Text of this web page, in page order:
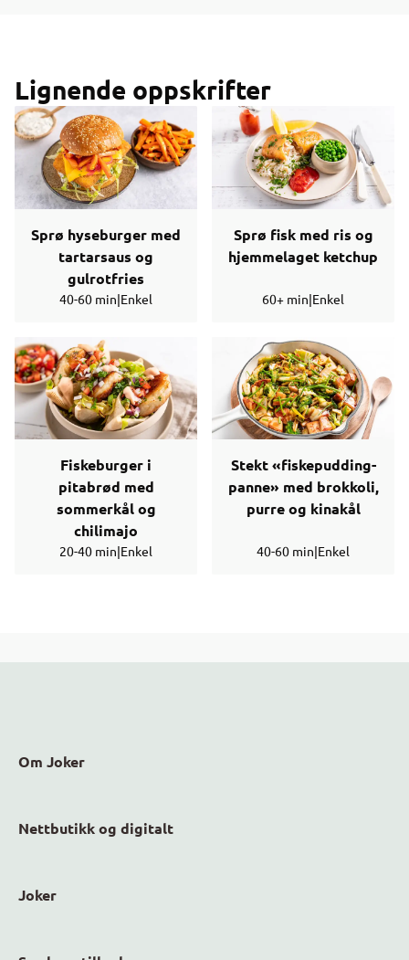
Lignende oppskrifter
Sprø hyseburger med
tartarsaus og
gulrotfries
40-60 min|Enkel
Sprø fisk med ris og
hjemmelaget ketchup
60+ min|Enkel
Fiskeburger i
pitabrød med
sommerkål og
chilimajo
20-40 min|Enkel
Stekt «fiskepudding-
panne» med brokkoli,
purre og kinakål
40-60 min|Enkel
Om Joker
Nettbutikk og digitalt
Joker